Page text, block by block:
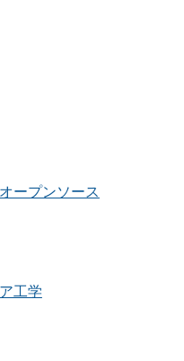
ープンソース
工学